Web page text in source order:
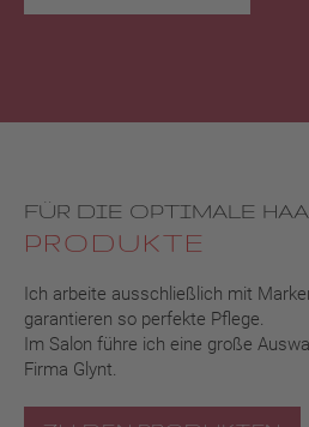
FÜR DIE OPTIMALE
PRODUKTE
Ich arbeite ausschließlich mit
garantieren so perfekte Pflege.
Im Salon führe ich eine große
Firma Glynt.